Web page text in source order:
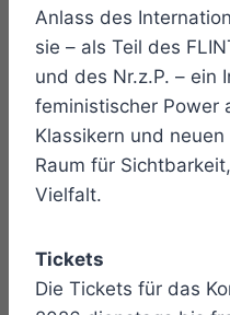
Anlass des
sie – als Teil des
und des Nr.z.P. – ein
feministischer Power
Klassikern und
Raum für
Vielfalt.
Tickets
Die Tickets für das